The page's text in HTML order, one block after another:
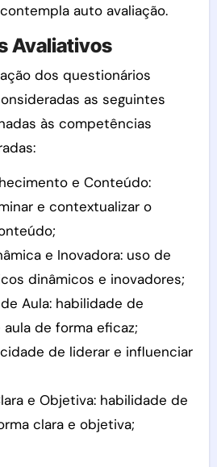
auto avaliação.
Avaliativos
dos questionários
as seguintes
às competências
e Conteúdo:
e contextualizar o
e Inovadora: uso de
dinâmicos e inovadores;
Aula: habilidade de
de forma eficaz;
de liderar e influenciar
e Objetiva: habilidade de
clara e objetiva;